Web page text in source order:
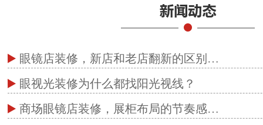
眼镜店装修，新店和老店翻新的区别…
眼视光装修为什么都找阳光视线？
商场眼镜店装修，展柜布局的节奏感…